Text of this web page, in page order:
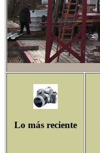
Lo más reciente